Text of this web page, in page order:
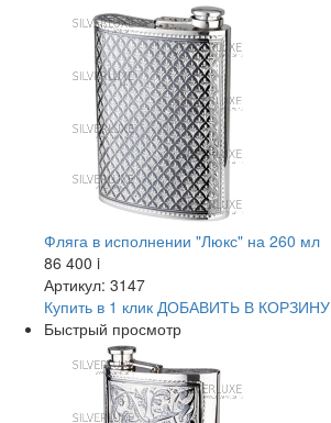
Фляга в исполнении "Люкс" на 260 мл
86 400 i
Артикул: 3147
Купить в 1 клик ДОБАВИТЬ В КОРЗИНУ
Быстрый просмотр